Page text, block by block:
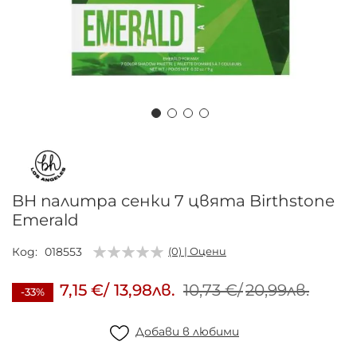
началото
галерия
със
снимки
BH палитра сенки 7 цвята Birthstone
Emerald
Код 018553 (0) | Оцени
-33% 7,15 €/ 13,98лв. 10,73 €/20,99лв.
Добави в любими